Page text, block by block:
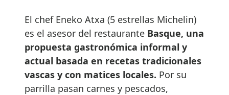
El chef Eneko Atxa (5 estrellas Michelin)
es el asesor del restaurante Basque, una
propuesta gastronómica informal y
actual basada en recetas tradicionales
vascas y con matices locales. Por su
parrilla pasan carnes y pescados,